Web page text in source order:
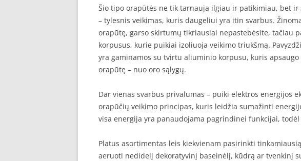
Šio tipo orapūtės ne tik tarnauja ilgiau ir patikimiau, bet
– tylesnis veikimas, kuris daugeliui yra itin svarbus.
orapūtę, garso skirtumų tikriausiai nepastebėsite, tačiau
korpusus, kurie puikiai izoliuoja veikimo triukšmą.
yra gaminamos su tvirtu aliuminio korpusu, kuris
orapūtę – nuo oro sąlygų.
Dar vienas svarbus privalumas – puiki elektros energijos
orapūčių veikimo principas, kuris leidžia sumažinti
visa energija yra panaudojama pagrindinei funkcijai,
Platus asortimentas leis kiekvienam pasirinkti
aeruoti nedidelį dekoratyvinį baseinėlį, kūdrą ar tvenkinį